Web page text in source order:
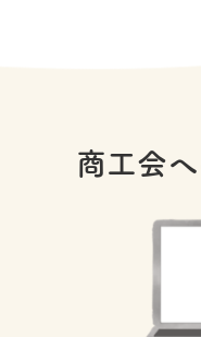
商工会